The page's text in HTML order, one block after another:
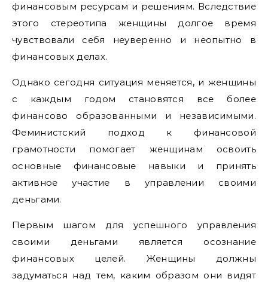
финансовым ресурсам и решениям. Вследствие
этого стереотипа женщины долгое время
чувствовали себя неуверенно и неопытно в
финансовых делах.
Однако сегодня ситуация меняется, и женщины
с каждым годом становятся все более
финансово образованными и независимыми.
Феминистский подход к финансовой
грамотности помогает женщинам освоить
основные финансовые навыки и принять
активное участие в управлении своими
деньгами.
Первым шагом для успешного управления
своими деньгами является осознание
финансовых целей. Женщины должны
задуматься над тем, каким образом они видят